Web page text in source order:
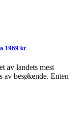
1969 kr
av landets mest
av besøkende. Enten